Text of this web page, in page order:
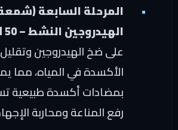
المرحلة السابعة (شمعة
الهيدروجين النشط – Hd 50):
تعمل
على ضخ الهيدروجين وتقليل مستويات
الأكسدة في المياه، مما يمد الجسم
بمضادات أكسدة طبيعية تساعد على
رفع المناعة ومحاربة الإجهاد.